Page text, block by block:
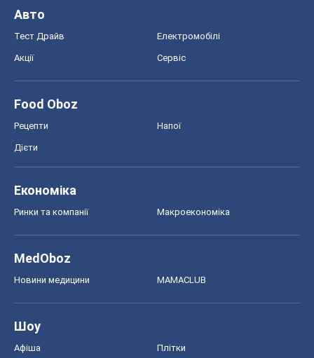
Авто
Тест Драйв Електромобілі
Акції Сервіс
Food Oboz
Рецепти Напої
Дієти
Економіка
Ринки та компанії Макроекономіка
MedOboz
Новини медицини MAMACLUB
Шоу
Афіша Плітки